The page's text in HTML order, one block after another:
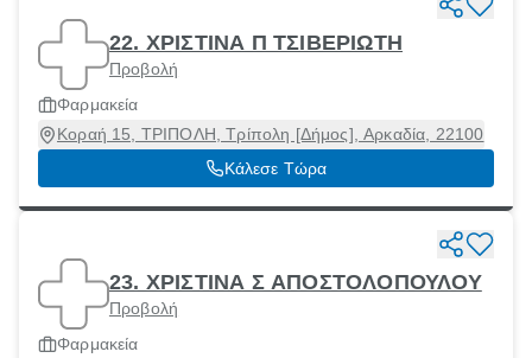
22. ΧΡΙΣΤΙΝΑ Π ΤΣΙΒΕΡΙΩΤΗ
Προβολή
Φαρμακεία
Κοραή 15, ΤΡΙΠΟΛΗ, Τρίπολη [Δήμος], Αρκαδία, 22100
Κάλεσε Τώρα
23. ΧΡΙΣΤΙΝΑ Σ ΑΠΟΣΤΟΛΟΠΟΥΛΟΥ
Προβολή
Φαρμακεία